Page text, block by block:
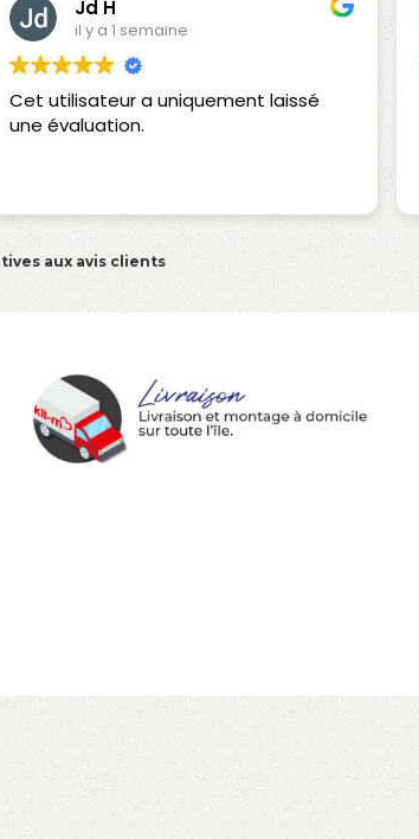
Jd H
il y a 1 semaine
Cet utilisateur a uniquement laissé
une évaluation.
aux avis clients